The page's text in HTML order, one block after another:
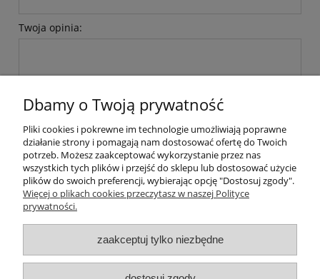
Twoja opinia:
wyślij
Warunki zakupów
Moje konto
Dbamy o Twoją prywatność
Pliki cookies i pokrewne im technologie umożliwiają poprawne
działanie strony i pomagają nam dostosować ofertę do Twoich
potrzeb. Możesz zaakceptować wykorzystanie przez nas
wszystkich tych plików i przejść do sklepu lub dostosować użycie
plików do swoich preferencji, wybierając opcję "Dostosuj zgody".
Więcej o plikach cookies przeczytasz w naszej Polityce
prywatności.
zaakceptuj tylko niezbędne